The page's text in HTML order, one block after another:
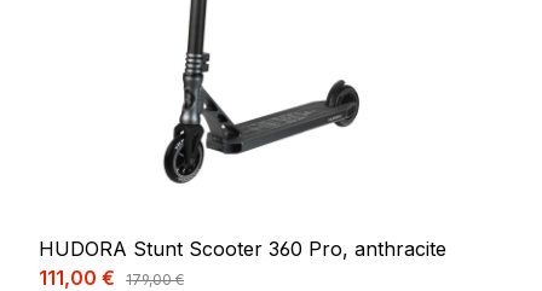
HUDORA Stunt Scooter 360 Pro, anthracite
Prix de vente :
111,00 € Prix régulier :
179,00 €